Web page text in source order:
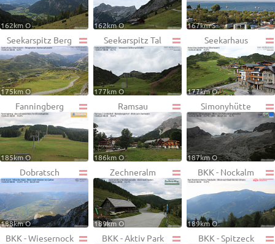
162km O 162km O 167km S
Seekarspitz Berg
175km O
Seekarspitz Tal
177km O
Seekarhaus
177km O
Fanningberg
185km O
Ramsau
186km O
Simonyhütte
187km O
Dobratsch
188km O
Zechneralm
189km O
BKK - Nockalm
189km O
BKK - Wiesernock BKK - Aktiv Park BKK - Spitzeck